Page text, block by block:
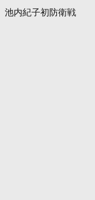
池内紀子初防衛戦